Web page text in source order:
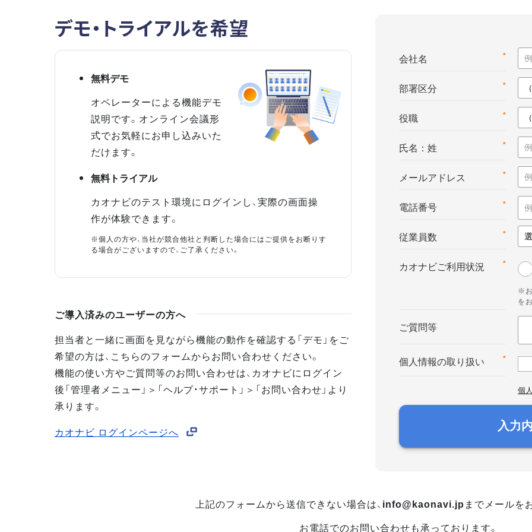
デモ・トライアルを希望
無料デモ
オペレーターによる機能デモ
説明です。オンライン会議形
式でお気軽にお申し込みいた
だけます。
無料トライアル
カオナビのテスト環境にログインし、実際の画面操
作が体験できます。
※個人の方や、当社が競合他社と判断した場合にはご提供をお断りす
る場合がございますので、ご了承ください。
ご導入済みのユーザーの方へ
担当者と一緒に画面を見ながら機能の動作を確認する「デモ」をご
希望の方は、こちらのフォームからお問い合わせください。
機能の使い方やご質問等のお問い合わせは、カオナビにログイン
後「管理者メニュー」＞「ヘルプ・サポート」＞「お問い合わせ」より
承ります。
カオナビ ログインページへ
*
会社名
*
部署区分
*
役職
*
氏名：姓
*
メールアドレス
*
電話番号
*
従業員数
*
カオナビご利用状況
※お
を
ご質問等
*
個人情報の取り扱い
個
入力
上記のフォームから送信できない場合は、 info@kaonavi.jp までメールを
お電話でのお問い合わせも承っております。